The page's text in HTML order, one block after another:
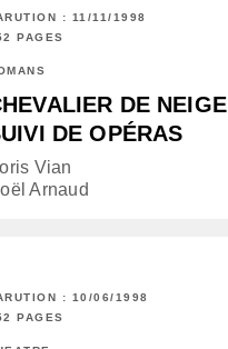
: 11/11/1998
PAGES
DE NEIGE
DE OPÉRAS
Vian
Arnaud
: 10/06/1998
PAGES